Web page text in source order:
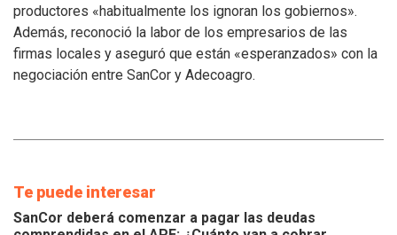
inconvenientes
de
los
tamberos
productores «habitualmente los ignoran los gobiernos».
Además, reconoció la labor de los empresarios de las
firmas locales y aseguró que están «esperanzados» con la
negociación entre SanCor y Adecoagro.
Te puede interesar
SanCor deberá comenzar a pagar las deudas